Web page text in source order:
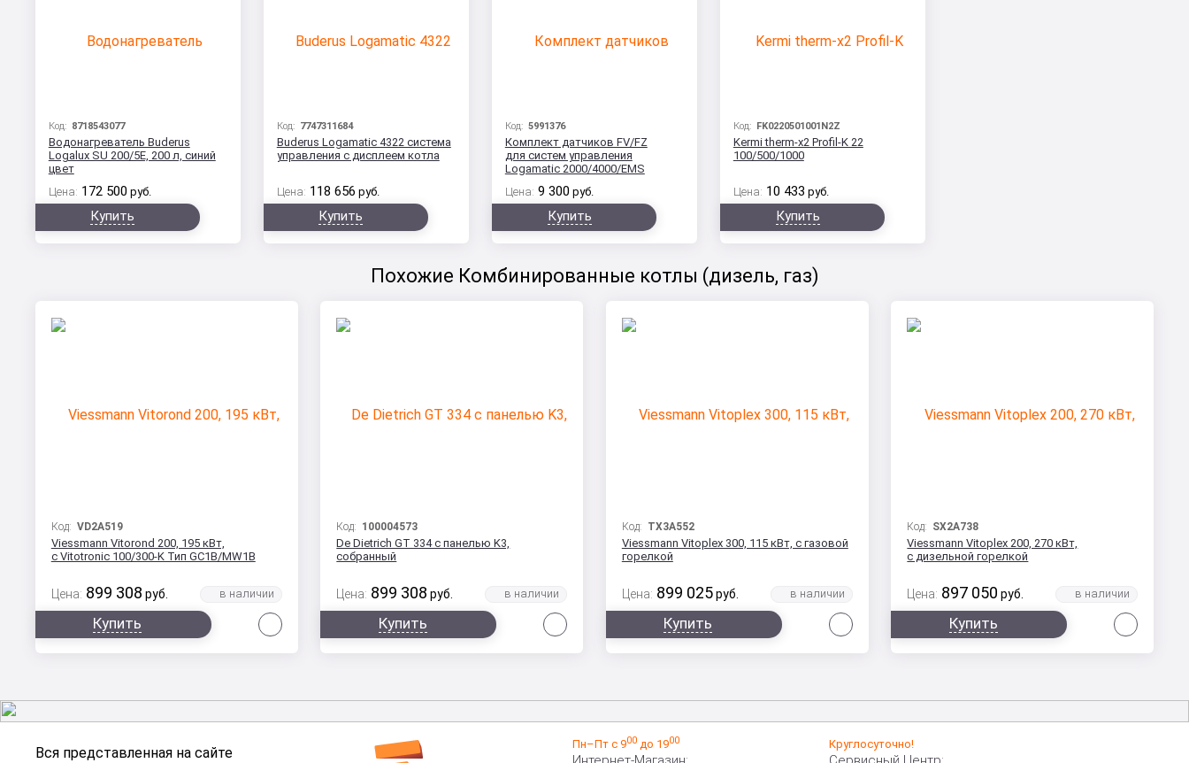
Код: 8718543077
Водонагреватель Buderus
Logalux SU 200/5Е, 200 л, синий
цвет
Цена: 172 500 руб.
Купить
Код: 7747311684
Buderus Logamatic 4322 система
управления с дисплеем котла
Цена: 118 656 руб.
Купить
Код: 5991376
Комплект датчиков FV/FZ
для систем управления
Logamatic 2000/4000/EMS
Цена: 9 300 руб.
Купить
Код: FK0220501001N2Z
Kermi therm-x2 Profil-K 22
100/500/1000
Цена: 10 433 руб.
Купить
Похожие Комбинированные котлы (дизель, газ)
Код: VD2A519
Viessmann Vitorond 200, 195 кВт,
с Vitotronic 100/300-K Тип GC1B/MW1B
Цена: 899 308 руб.
Купить
Код: 100004573
De Dietrich GT 334 с панелью K3,
собранный
Цена: 899 308 руб.
Купить
Код: TX3A552
Viessmann Vitoplex 300, 115 кВт, с газовой
горелкой
Цена: 899 025руб.
Купить
Код: SX2A738
Viessmann Vitoplex 200, 270 кВт,
с дизельной горелкой
Цена: 897 050 руб.
Купить
Вся представленная на сайте
Пн–Пт с 900до 1900 Круглосуточно!